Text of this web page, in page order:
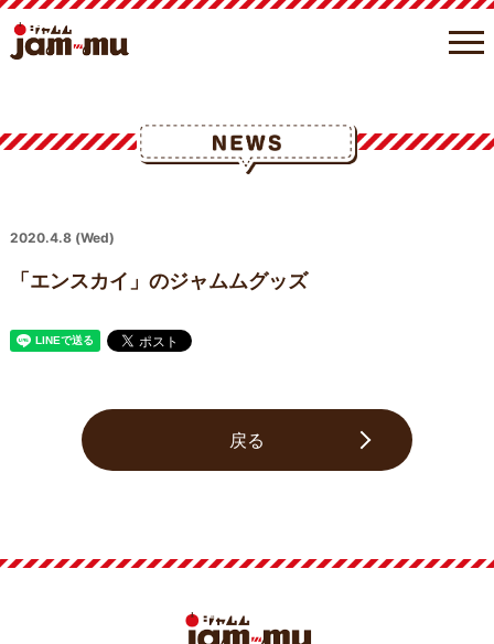
2020.4.8 (Wed)
「エンスカイ」のジャムムグッズ
戻る